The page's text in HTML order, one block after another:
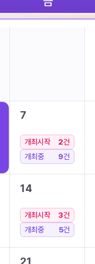
7
개최시작 2건
개최중
9건
14
개최시작 3건
개최중
5건
21